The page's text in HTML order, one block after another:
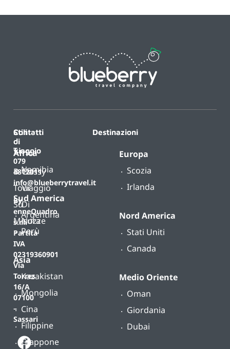
Contatti
T.
079
4812011
info@blueberrytravel.it
By
enneQuadro
s.r.l.
Partita
IVA
02319360901
Via
Torres
16/A
07100
–
Sassari
Destinazioni
Africa
Namibia
Sud America
Argentina
Perù
Asia
Kazakistan
Mongolia
Cina
Filippine
Giappone
Europa
Scozia
Irlanda
Nord America
Stati Uniti
Canada
Medio Oriente
Oman
Giordania
Dubai
Stili
di
viaggio
B-
Tour
Su
Misura
Classy
Viaggio
Di
Nozze